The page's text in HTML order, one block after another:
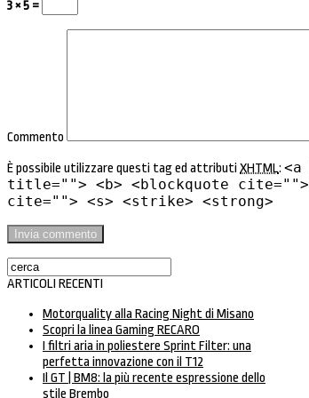
3 × 5 =
Commento
È possibile utilizzare questi tag ed attributiXHTML:
title=""> <b> <blockquote cite="">
cite=""> <s> <strike> <strong>
ARTICOLI RECENTI
Motorquality alla Racing Night di Misano
Scopri la linea Gaming RECARO
I filtri aria in poliestere Sprint Filter: una
perfetta innovazione con il T12
Il GT | BM8: la più recente espressione dello
stile Brembo